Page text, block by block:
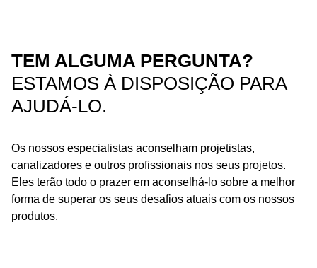
TEM ALGUMA PERGUNTA?
ESTAMOS À DISPOSIÇÃO PARA
AJUDÁ-LO.
Os nossos especialistas aconselham projetistas,
canalizadores e outros profissionais nos seus projetos.
Eles terão todo o prazer em aconselhá-lo sobre a melhor
forma de superar os seus desafios atuais com os nossos
produtos.